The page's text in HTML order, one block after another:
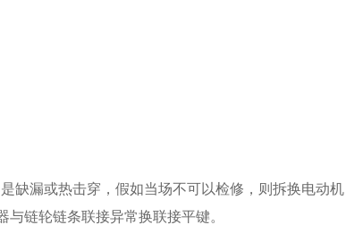
漏或热击穿，假如当场不可以检修，则拆换电动机
链轮链条联接异常换联接平键。